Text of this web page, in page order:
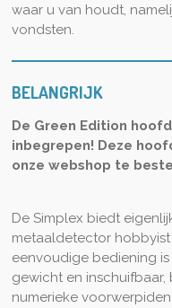
waar u van houdt,
vondsten.
BELANGRIJK
De Green Edition
inbegrepen! Deze
onze webshop te
De Simplex biedt
metaaldetector hobbyist
eenvoudige bediening
gewicht en
numerieke